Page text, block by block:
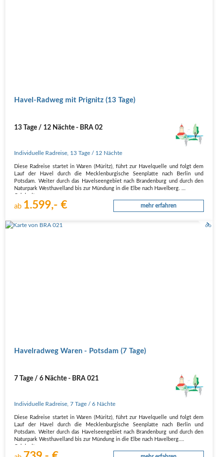
Havel-Radweg mit Prignitz (13 Tage)
13 Tage / 12 Nächte - BRA 02
Individuelle Radreise 13 Tage / 12 Nächte
Diese Radreise startet in Waren (Müritz), führt zur Havelquelle und folgt dem
Lauf der Havel durch die Mecklenburgische Seenplatte nach Berlin und
Potsdam. Weiter durch das Havelseengebiet nach Brandenburg und durch den
Naturpark Westhavelland bis zur Mündung in die Elbe nach Havelberg.
…
ab 1.599,- € mehr erfahren
Havelradweg Waren - Potsdam (7 Tage)
7 Tage / 6 Nächte - BRA 021
Individuelle Radreise ,7 Tage / 6 Nächte
Diese Radreise startet in Waren (Müritz), führt zur Havelquelle und folgt dem
Lauf der Havel durch die Mecklenburgische Seenplatte nach Berlin und
Potsdam. Weiter durch das Havelseengebiet nach Brandenburg und durch den
Naturpark Westhavelland bis zur Mündung in die Elbe nach Havelberg.
n…